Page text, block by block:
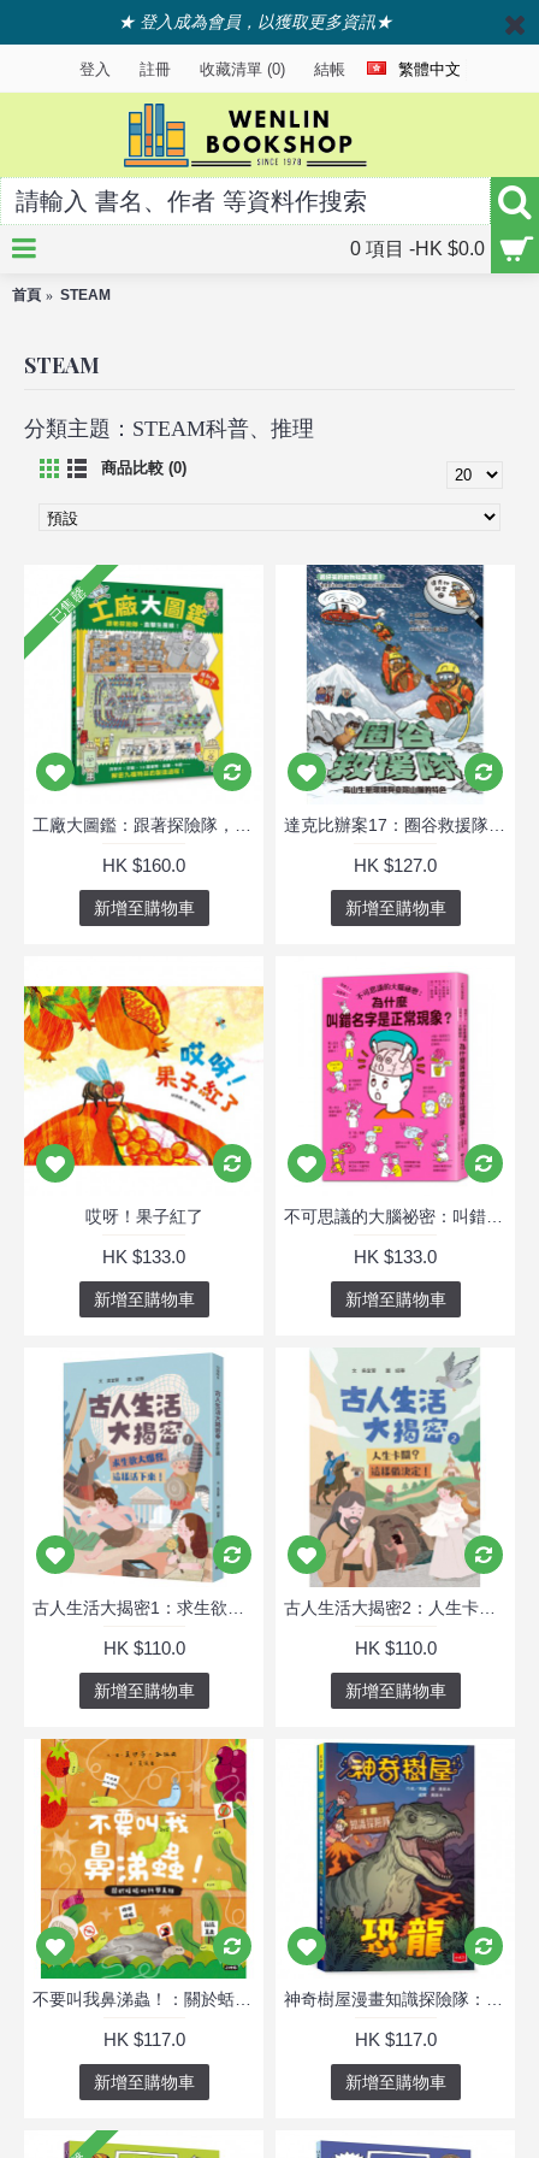
★ 登入成為會員，以獲取更多資訊★
登入 註冊 收藏清單 (0) 結帳 繁體中文
0 項目 -HK $0.0
首頁 STEAM
STEAM
分類主題：STEAM科普、推理
商品比較 (0)
已售罄
HK $160.0
新增至購物車
HK $127.0
新增至購物車
哎呀！果子紅了
HK $133.0
新增至購物車
HK $133.0
新增至購物車
HK $110.0
新增至購物車
HK $110.0
新增至購物車
HK $117.0
新增至購物車
HK $117.0
新增至購物車